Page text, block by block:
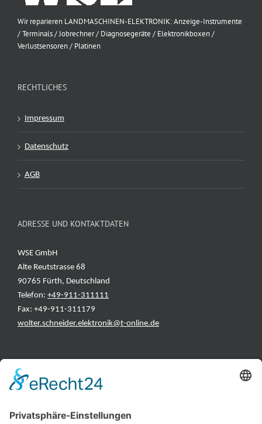
Wir reparieren LANDMASCHINEN-ELEKTRONIK: Anzeige-Instrumente
/ Terminals / Jobrechner / Diagnosegeräte / Elektronikboxen /
Verlustsensoren / Platinen
RECHTLICHES
Impressum
Datenschutz
AGB
ADRESSE UND KONTAKTDATEN
WSE GmbH
Alte Reutstrasse 68
90765 Fürth, Deutschland
Telefon: +49-911-311111
Fax: +49-911-311179
wolter.schneider.elektronik@t-online.de
INFORMATIONEN